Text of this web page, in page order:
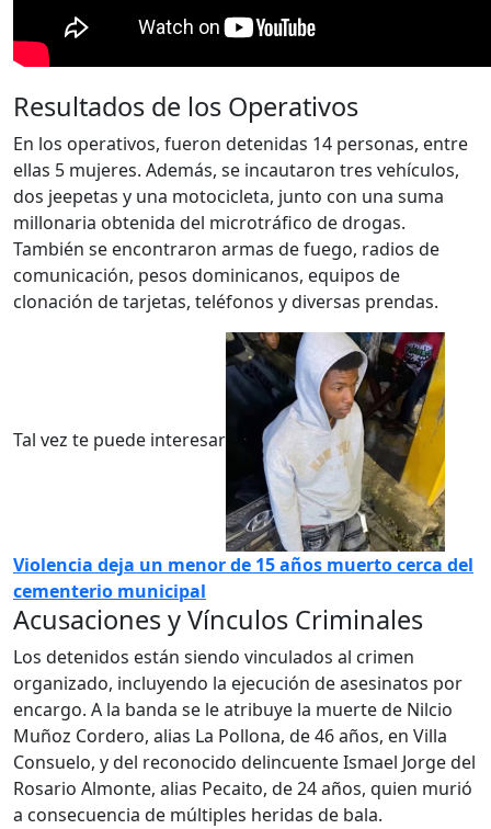
Resultados de los Operativos
En los operativos, fueron detenidas 14 personas, entre
ellas 5 mujeres. Además, se incautaron tres vehículos,
dos jeepetas y una motocicleta, junto con una suma
millonaria obtenida del microtráfico de drogas.
También se encontraron armas de fuego, radios de
comunicación, pesos dominicanos, equipos de
clonación de tarjetas, teléfonos y diversas prendas.
Tal vez te puede interesar
Violencia deja un menor de 15 años muerto cerca del
cementerio municipal
Acusaciones y Vínculos Criminales
Los detenidos están siendo vinculados al crimen
organizado, incluyendo la ejecución de asesinatos por
encargo. A la banda se le atribuye la muerte de Nilcio
Muñoz Cordero, alias La Pollona, de 46 años, en Villa
Consuelo, y del reconocido delincuente Ismael Jorge del
Rosario Almonte, alias Pecaito, de 24 años, quien murió
a consecuencia de múltiples heridas de bala.